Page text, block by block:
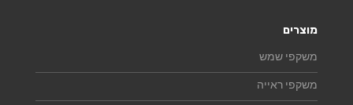
מוצרים
משקפי שמש
משקפי ראייה